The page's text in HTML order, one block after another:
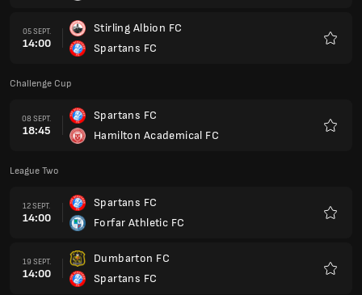
05 SEPT.
14:00
Stirling Albion FC
Spartans FC
Challenge Cup
08 SEPT.
18:45
Spartans FC
Hamilton Academical FC
League Two
12 SEPT.
14:00
Spartans FC
Forfar Athletic FC
19 SEPT.
14:00
Dumbarton FC
Spartans FC